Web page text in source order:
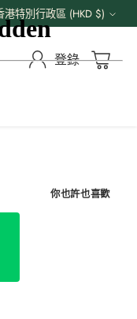
香港特別行政區 (HKD $)
登錄
你也許也喜歡